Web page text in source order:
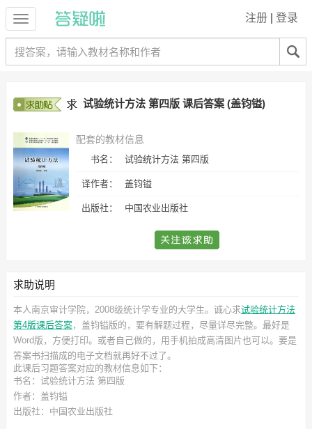
注册 登录
试验统计方法 第四版 课后答案 (盖钧镒)
配套的教材信息
书名： 试验统计方法 第四版
译作者： 盖钧镒
出版社： 中国农业出版社
求助说明
本人南京审计学院，2008级统计学专业的大学生。诚心求试验统计方法
第4版课后答案，盖钧镒版的，要有解题过程，尽量详尽完整。最好是
Word版，方便打印。或者自己做的，用手机拍成高清图片也可以。要是
答案书扫描成的电子文档就再好不过了。
此课后习题答案对应的教材信息如下：
书名：试验统计方法 第四版
作者：盖钧镒
出版社：中国农业出版社